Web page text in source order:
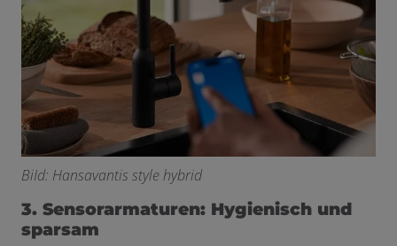
BiId: Hansavantis style hybrid
3. Sensorarmaturen: Hygienisch und
sparsam